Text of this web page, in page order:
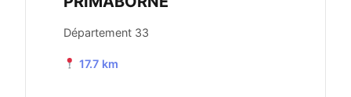
Département 33
17.7 km